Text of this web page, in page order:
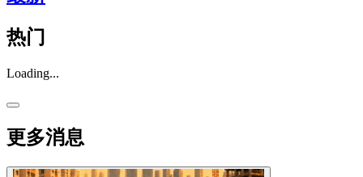
热门
Loading...
更多消息